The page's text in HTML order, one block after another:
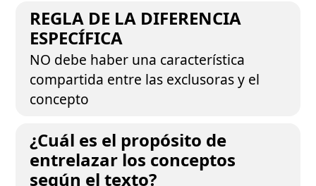
REGLA DE LA DIFERENCIA
ESPECÍFICA
NO debe haber una característica
compartida entre las exclusoras y el
concepto
¿Cuál es el propósito de
entrelazar los conceptos
según el texto?